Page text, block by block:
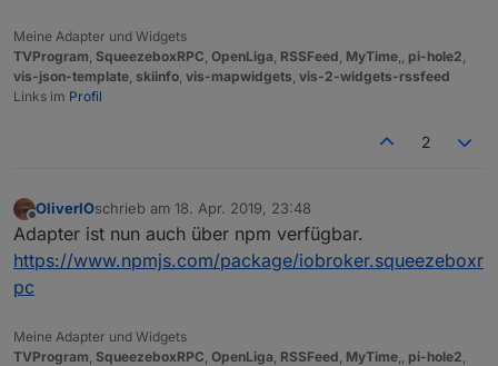
Meine Adapter und Widgets
TVProgram, SqueezeboxRPC, OpenLiga, RSSFeed, MyTime,, pi-hole2,
vis-json-template, skiinfo, vis-mapwidgets, vis-2-widgets-rssfeed
Links im Profil
2
Offline
OliverIOschrieb am 18. Apr. 2019, 23:48
zuletzt editiert von
Adapter ist nun auch über npm verfügbar.
https://www.npmjs.com/package/iobroker.squeezeboxr
pc
Meine Adapter und Widgets
TVProgram SqueezeboxRPC OpenLiga RSSFeed MyTime pi-hole2